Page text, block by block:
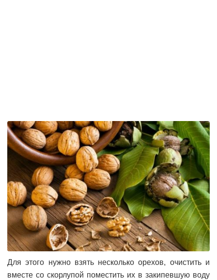
Для этого нужно взять несколько орехов, очистить и
вместе со скорлупой поместить их в закипевшую воду